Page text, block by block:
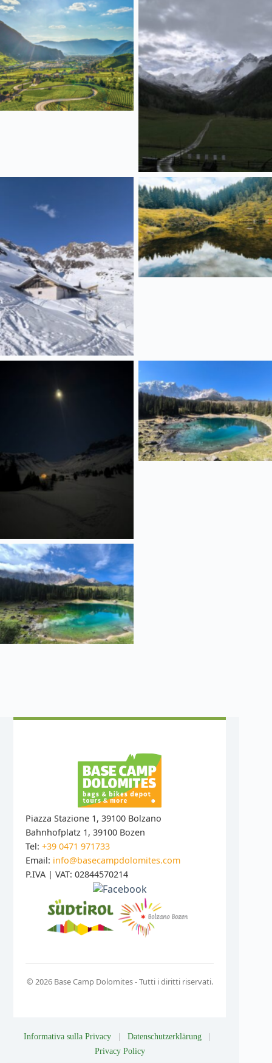
Piazza Stazione 1, 39100 Bolzano
Bahnhofplatz 1, 39100 Bozen
Tel:+39 0471 971733
Email: info@basecampdolomites.com
P.IVA | VAT: 02844570214
© 2026 Base Camp Dolomites - Tutti i diritti riservati.
Informativa sulla Privacy Datenschutzerklärung
Privacy Policy